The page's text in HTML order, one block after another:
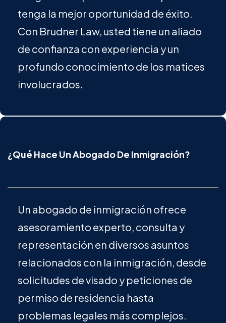
tenga la mejor oportunidad de éxito.
Con Brudner Law, usted tiene un aliado
de confianza con experiencia y un
profundo conocimiento de los matices
involucrados.
¿Qué Hace Un Abogado De Inmigración?
Un abogado de inmigración ofrece
asesoramiento experto, consulta y
representación en diversos asuntos
relacionados con la inmigración, desde
solicitudes de visado y peticiones de
permiso de residencia hasta
problemas legales más complejos.